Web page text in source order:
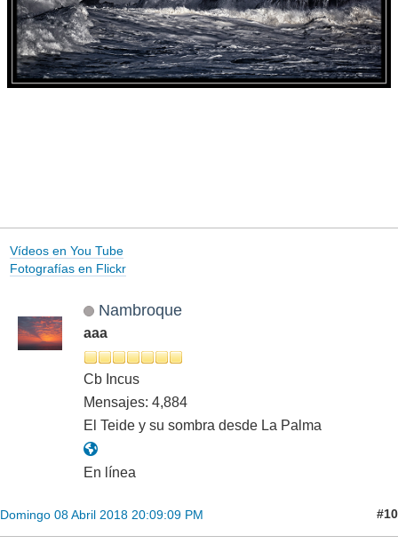
Vídeos en You Tube
Fotografías en Flickr
Nambroque
aaa
Cb Incus
Mensajes: 4,884
El Teide y su sombra desde La Palma
En línea
Domingo 08 Abril 2018 20:09:09 PM #10